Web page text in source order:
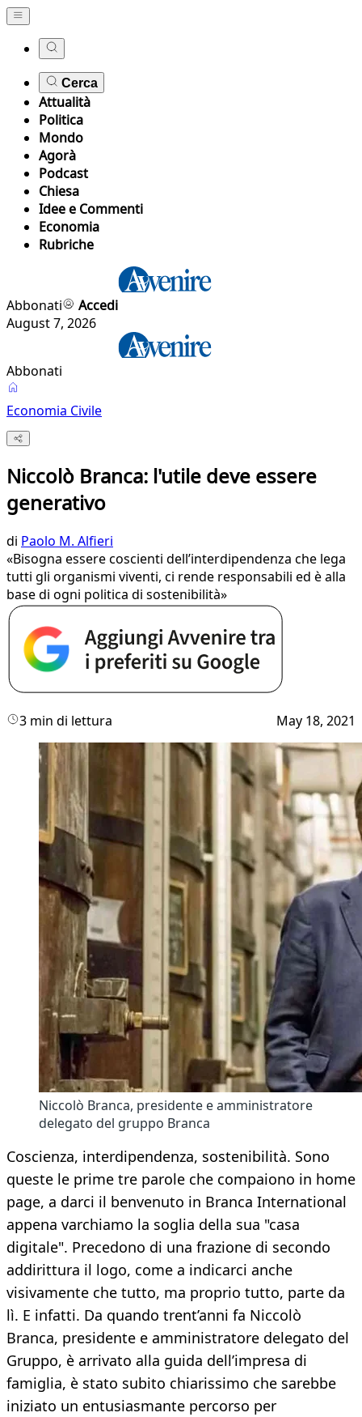
Cerca
Attualità
Politica
Mondo
Agorà
Podcast
Chiesa
Idee e Commenti
Economia
Rubriche
Abbonati
Accedi
August 7, 2026
Abbonati
Economia Civile
Niccolò Branca: l'utile deve essere
generativo
di Paolo M. Alfieri
«Bisogna essere coscienti dell’interdipendenza che lega
tutti gli organismi viventi, ci rende responsabili ed è alla
base di ogni politica di sostenibilità»
3 min di lettura May 18, 2021
Niccolò Branca, presidente e amministratore
delegato del gruppo Branca
Coscienza, interdipendenza, sostenibilità. Sono
queste le prime tre parole che compaiono in home
page, a darci il benvenuto in Branca International
appena varchiamo la soglia della sua "casa
digitale". Precedono di una frazione di secondo
addirittura il logo, come a indicarci anche
visivamente che tutto, ma proprio tutto, parte da
lì. E infatti. Da quando trent’anni fa Niccolò
Branca, presidente e amministratore delegato del
Gruppo, è arrivato alla guida dell’impresa di
famiglia, è stato subito chiarissimo che sarebbe
iniziato un entusiasmante percorso per